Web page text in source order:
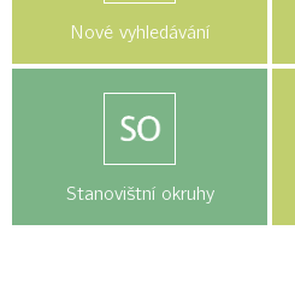
Nové vyhledávání
Stanovištní okruhy